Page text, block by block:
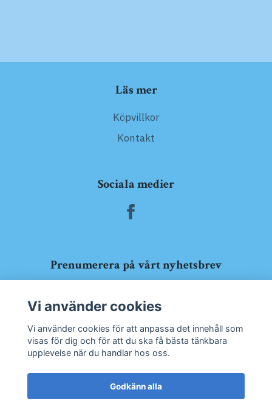
Läs mer
Köpvillkor
Kontakt
Sociala medier
Prenumerera på vårt nyhetsbrev
Vi använder cookies
Vi använder cookies för att anpassa det innehåll som
visas för dig och för att du ska få bästa tänkbara
upplevelse när du handlar hos oss.
Godkänn alla